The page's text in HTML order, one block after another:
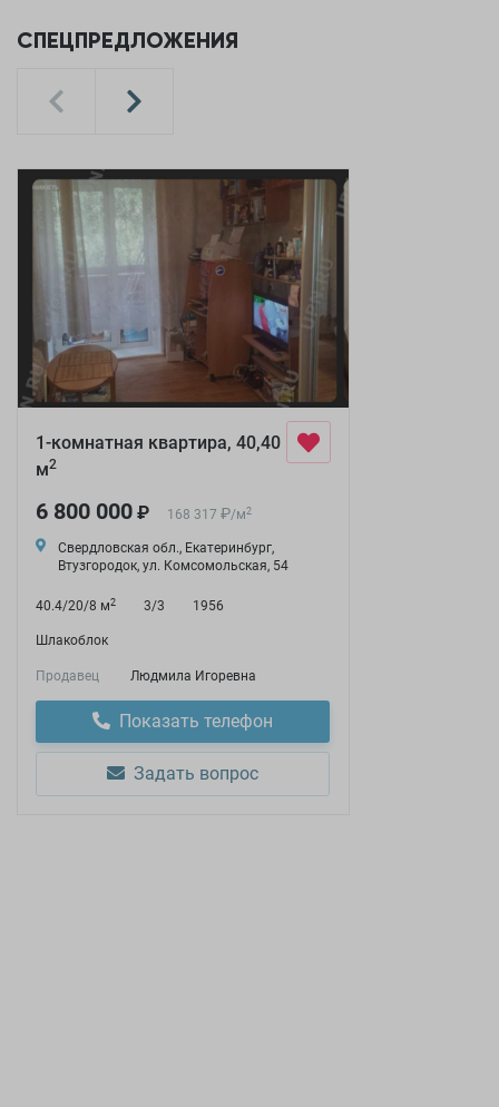
СПЕЦПРЕДЛОЖЕНИЯ
1-комнатная квартира, 40,40
м2
6 800 000 ₽ 168 317 ₽/м2
Свердловская обл., Екатеринбург,
Втузгородок, ул. Комсомольская, 54
40.4/20/8 м2 3/3 1956
Шлакоблок
Продавец Людмила Игоревна
Показать телефон
Задать вопрос